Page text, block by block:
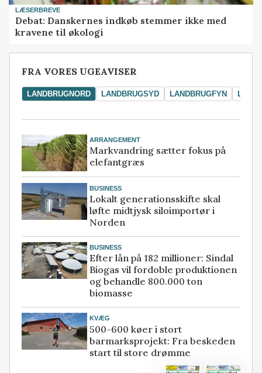
LÆSERBREVE
Debat: Danskernes indkøb stemmer ikke med
kravene til økologi
FRA VORES UGEAVISER
LANDBRUGNORD LANDBRUGSYD LANDBRUGFYN
ARRANGEMENT
Markvandring sætter fokus på
elefantgræs
BUSINESS
Lokalt generationsskifte skal
løfte midtjysk siloimportør i
Norden
BUSINESS
Efter lån på 182 millioner: Sindal
Biogas vil fordoble produktionen
og behandle 800.000 ton
biomasse
KVÆG
500-600 køer i stort
barmarksprojekt: Fra beskeden
start til store drømme